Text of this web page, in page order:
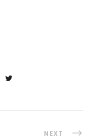
NEXT